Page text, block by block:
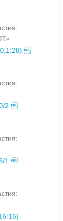

2 
1 